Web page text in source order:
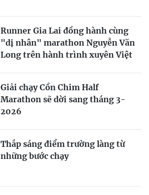
Runner Gia Lai đồng hành cùng
"dị nhân" marathon Nguyễn Văn
Long trên hành trình xuyên Việt
Giải chạy Cồn Chim Half
Marathon sẽ dời sang tháng 3-
2026
Thắp sáng điểm trường làng từ
những bước chạy